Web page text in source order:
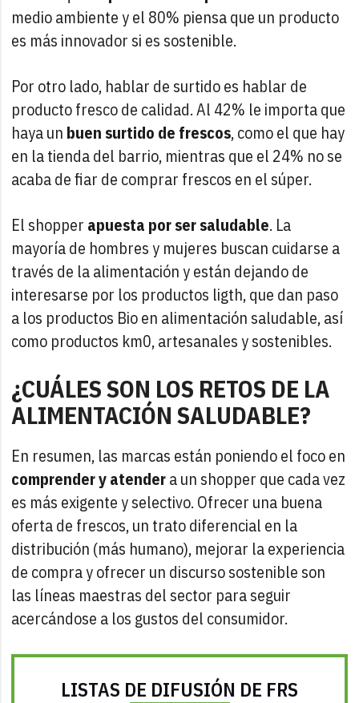
medio ambiente y el 80% piensa que un producto
es más innovador si es sostenible.
Por otro lado, hablar de surtido es hablar de
producto fresco de calidad. Al 42% le importa que
haya un buen surtido de frescos, como el que hay
en la tienda del barrio, mientras que el 24% no se
acaba de fiar de comprar frescos en el súper.
El shopper apuesta por ser saludable. La
mayoría de hombres y mujeres buscan cuidarse a
través de la alimentación y están dejando de
interesarse por los productos ligth, que dan paso
a los productos Bio en alimentación saludable, así
como productos km0, artesanales y sostenibles.
¿CUÁLES SON LOS RETOS DE LA
ALIMENTACIÓN SALUDABLE?
En resumen, las marcas están poniendo el foco en
comprender y atendera un shopper que cada vez
es más exigente y selectivo. Ofrecer una buena
oferta de frescos, un trato diferencial en la
distribución (más humano), mejorar la experiencia
de compra y ofrecer un discurso sostenible son
las líneas maestras del sector para seguir
acercándose a los gustos del consumidor.
LISTAS DE DIFUSIÓN DE FRS